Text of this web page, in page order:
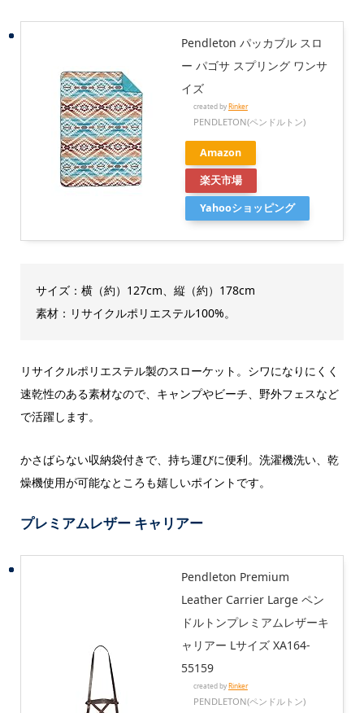
Pendleton パッカブル スロ
ー パゴサ スプリング ワンサ
イズ
created byRinker
PENDLETON(ペンドルトン)
Amazon
楽天市場
Yahooショッピング
サイズ：横（約）127cm、縦（約）178cm
素材：リサイクルポリエステル100%。
リサイクルポリエステル製のスローケット。シワになりにくく
速乾性のある素材なので、キャンプやビーチ、野外フェスなど
で活躍します。
かさばらない収納袋付きで、持ち運びに便利。洗濯機洗い、乾
燥機使用が可能なところも嬉しいポイントです。
プレミアムレザー キャリアー
Pendleton Premium
Leather Carrier Large ペン
ドルトンプレミアムレザーキ
ャリアー Lサイズ XA164-
55159
created byRinker
PENDLETON(ペンドルトン)